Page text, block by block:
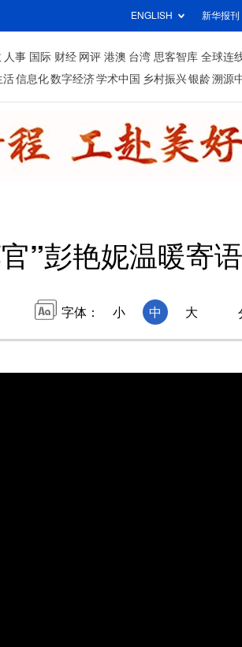
ENGLISH 新华报刊
人事 国际 财经 网评 港澳 台湾 思客智库 全球连
活信息化数字经济学术中国 乡村振兴银龄溯源
”彭艳妮温暖寄
字体： 小 中 大